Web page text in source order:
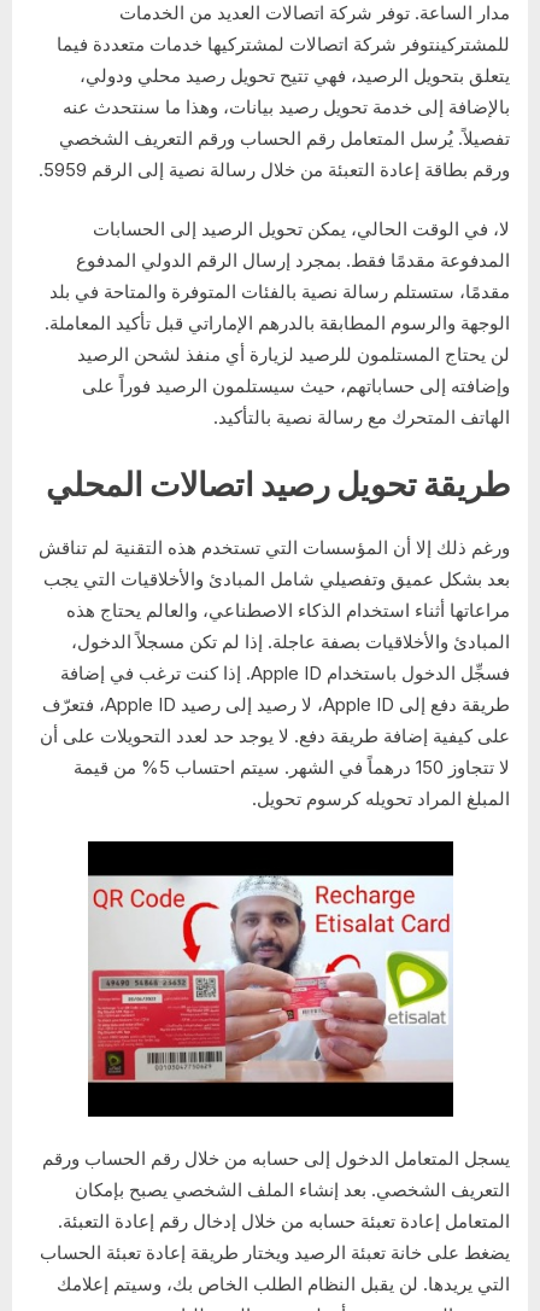
مدار الساعة. توفر شركة اتصالات العديد من الخدمات
للمشتركينتوفر شركة اتصالات لمشتركيها خدمات متعددة فيما
يتعلق بتحويل الرصيد، فهي تتيح تحويل رصيد محلي ودولي،
بالإضافة إلى خدمة تحويل رصيد بيانات، وهذا ما سنتحدث عنه
تفصيلاً. يُرسل المتعامل رقم الحساب ورقم التعريف الشخصي
ورقم بطاقة إعادة التعبئة من خلال رسالة نصية إلى الرقم 5959.
لا، في الوقت الحالي، يمكن تحويل الرصيد إلى الحسابات
المدفوعة مقدمًا فقط. بمجرد إرسال الرقم الدولي المدفوع
مقدمًا، ستستلم رسالة نصية بالفئات المتوفرة والمتاحة في بلد
الوجهة والرسوم المطابقة بالدرهم الإماراتي قبل تأكيد المعاملة.
لن يحتاج المستلمون للرصيد لزيارة أي منفذ لشحن الرصيد
وإضافته إلى حساباتهم، حيث سيستلمون الرصيد فوراً على
الهاتف المتحرك مع رسالة نصية بالتأكيد.
طريقة تحويل رصيد اتصالات المحلي
ورغم ذلك إلا أن المؤسسات التي تستخدم هذه التقنية لم تناقش
بعد بشكل عميق وتفصيلي شامل المبادئ والأخلاقيات التي يجب
مراعاتها أثناء استخدام الذكاء الاصطناعي، والعالم يحتاج هذه
المبادئ والأخلاقيات بصفة عاجلة. إذا لم تكن مسجلاً الدخول،
فسجِّل الدخول باستخدام Apple ID. إذا كنت ترغب في إضافة
طريقة دفع إلى Apple ID، لا رصيد إلى رصيد Apple ID‏، فتعرّف
على كيفية إضافة طريقة دفع. لا يوجد حد لعدد التحويلات على أن
لا تتجاوز 150 درهماً في الشهر. سيتم احتساب 5% من قيمة
المبلغ المراد تحويله كرسوم تحويل.
يسجل المتعامل الدخول إلى حسابه من خلال رقم الحساب ورقم
التعريف الشخصي. بعد إنشاء الملف الشخصي يصبح بإمكان
المتعامل إعادة تعبئة حسابه من خلال إدخال رقم إعادة التعبئة.
يضغط على خانة تعبئة الرصيد ويختار طريقة إعادة تعبئة الحساب
التي يريدها. لن يقبل النظام الطلب الخاص بك، وسيتم إعلامك